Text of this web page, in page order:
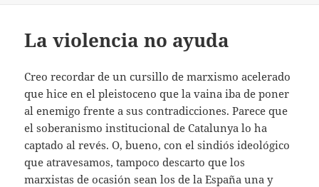
La violencia no ayuda
Creo recordar de un cursillo de marxismo acelerado
que hice en el pleistoceno que la vaina iba de poner
al enemigo frente a sus contradicciones. Parece que
el soberanismo institucional de Catalunya lo ha
captado al revés. O, bueno, con el sindiós ideológico
que atravesamos, tampoco descarto que los
marxistas de ocasión sean los de la España una y